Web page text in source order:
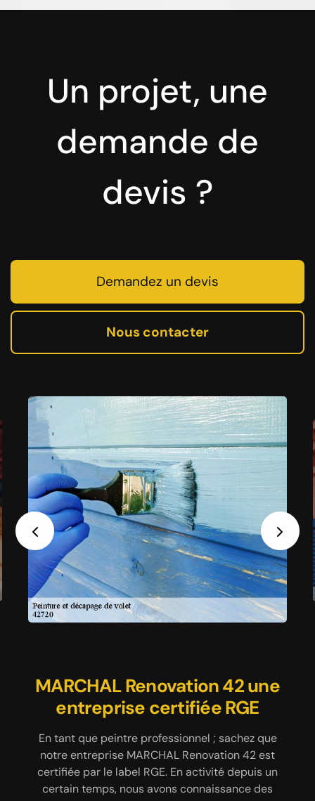
Un projet, une
demande de
devis ?
Demandez un devis
Nous contacter
Previous Next
MARCHAL Renovation 42 une
entreprise certifiée RGE
En tant que peintre professionnel ; sachez que
notre entreprise MARCHAL Renovation 42 est
certifiée par le label RGE. En activité depuis un
certain temps, nous avons connaissance des
Décapage volets métalliques
avec MARCHAL Renovation 42
Exerçant le métier de peintre depuis plusieurs
années ; fiez-vous à notre entreprise MARCHAL
Renovation 42 pour effectuer un décapage de vos
volets métalliques dans la ville de Nandax 42720.
Des peintres 42720
professionnels à votre service
Notre entreprise MARCHAL Renovation 42 a à son
service des équipes de peintres professionnelles et
qualifiées qui ont plusieurs années d’expériences à
leur actif et qui ont connaissance des peintures à